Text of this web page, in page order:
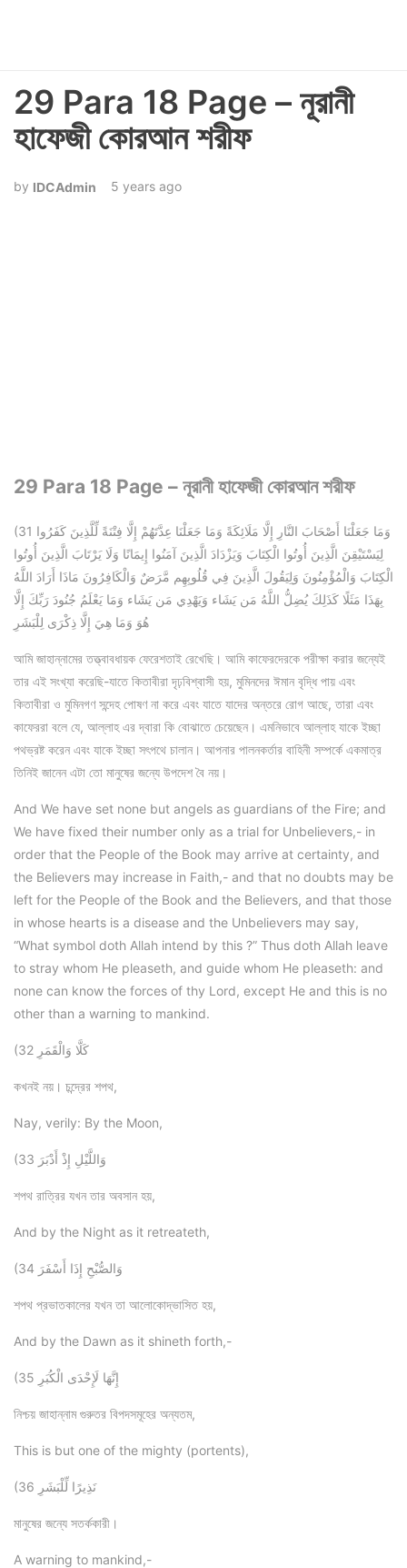
29 Para 18 Page – নূরানী
হাফেজী কোরআন শরীফ
IDCAdmin 5 years ago
29 Para 18 Page – নূরানী হাফেজী কোরআন শরীফ
(31 وَمَا جَعَلْنَا أَصْحَابَ النَّارِ إِلَّا مَلَائِكَةً وَمَا جَعَلْنَا عِدَّتَهُمْ إِلَّا فِتْنَةً لِّلَّذِينَ كَفَرُوا
لِيَسْتَيْقِنَ الَّذِينَ أُوتُوا الْكِتَابَ وَيَزْدَادَ الَّذِينَ آمَنُوا إِيمَانًا وَلَا يَرْتَابَ الَّذِينَ أُوتُوا
الْكِتَابَ وَالْمُؤْمِنُونَ وَلِيَقُولَ الَّذِينَ فِي قُلُوبِهِم مَّرَضٌ وَالْكَافِرُونَ مَاذَا أَرَادَ اللَّهُ
بِهَذَا مَثَلًا كَذَلِكَ يُضِلُّ اللَّهُ مَن يَشَاء وَيَهْدِي مَن يَشَاء وَمَا يَعْلَمُ جُنُودَ رَبِّكَ إِلَّا
هُوَ وَمَا هِيَ إِلَّا ذِكْرَى لِلْبَشَرِ
আমি জাহান্নামের তত্ত্বাবধায়ক ফেরেশতাই রেখেছি। আমি কাফেরদেরকে পরীক্ষা করার জন্যেই
তার এই সংখ্যা করেছি-যাতে কিতাবীরা দৃঢ়বিশ্বাসী হয়, মুমিনদের ঈমান বৃদ্ধি পায় এবং
কিতাবীরা ও মুমিনগণ সন্দেহ পোষণ না করে এবং যাতে যাদের অন্তরে রোগ আছে, তারা এবং
কাফেররা বলে যে, আল্লাহ এর দ্বারা কি বোঝাতে চেয়েছেন। এমনিভাবে আল্লাহ যাকে ইচ্ছা
পথভ্রষ্ট করেন এবং যাকে ইচ্ছা সৎপথে চালান। আপনার পালনকর্তার বাহিনী সম্পর্কে একমাত্র
তিনিই জানেন এটা তো মানুষের জন্যে উপদেশ বৈ নয়।
And We have set none but angels as guardians of the Fire; and
We have fixed their number only as a trial for Unbelievers,- in
order that the People of the Book may arrive at certainty, and
the Believers may increase in Faith,- and that no doubts may be
left for the People of the Book and the Believers, and that those
in whose hearts is a disease and the Unbelievers may say,
“What symbol doth Allah intend by this ?” Thus doth Allah leave
to stray whom He pleaseth, and guide whom He pleaseth: and
none can know the forces of thy Lord, except He and this is no
other than a warning to mankind.
(32 كَلَّا وَالْقَمَرِ
কখনই নয়। চন্দ্রের শপথ,
Nay, verily: By the Moon,
(33 وَاللَّيْلِ إِذْ أَدْبَرَ
শপথ রাত্রির যখন তার অবসান হয়,
And by the Night as it retreateth,
(34 وَالصُّبْحِ إِذَا أَسْفَرَ
শপথ প্রভাতকালের যখন তা আলোকোদ্ভাসিত হয়,
And by the Dawn as it shineth forth,-
(35 إِنَّهَا لَإِحْدَى الْكُبَرِ
নিশ্চয় জাহান্নাম গুরুতর বিপদসমূহের অন্যতম,
This is but one of the mighty (portents),
(36 نَذِيرًا لِّلْبَشَرِ
মানুষের জন্যে সতর্ককারী।
A warning to mankind,-